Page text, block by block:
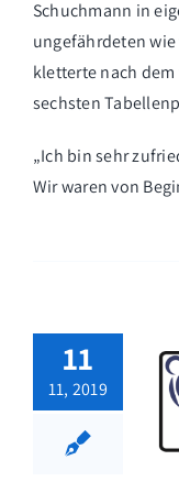
Schuchmann in
ungefährdeten wie
kletterte nach
sechsten
„Ich bin sehr
Wir waren von
11
11, 2019